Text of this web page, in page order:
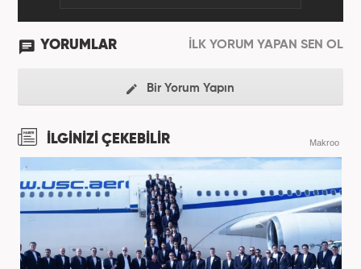
YORUMLAR İLK YORUM YAPAN SEN OL
Bir Yorum Yapın
İLGİNİZİ ÇEKEBİLİR Makroo